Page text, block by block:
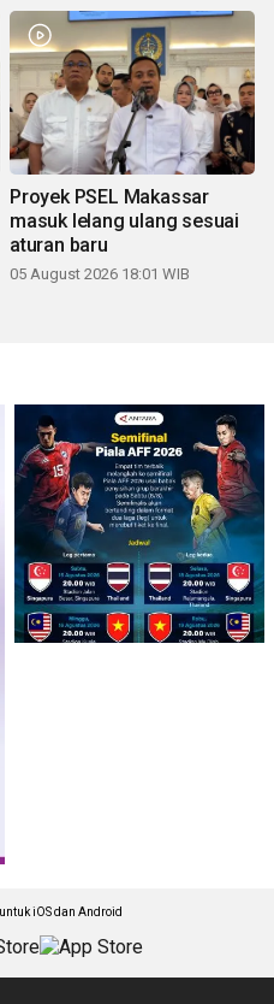
Proyek PSEL Makassar
masuk lelang ulang sesuai
aturan baru
05 August 2026 18:01 WIB
iOS dan Android